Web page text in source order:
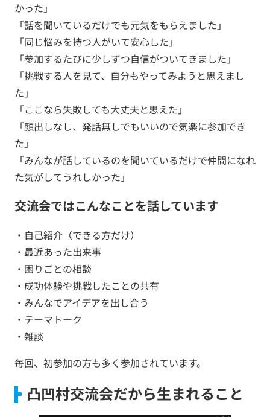
かった」
「話を聞いているだけでも元気をもらえました」
「同じ悩みを持つ人がいて安心した」
「参加するたびに少しずつ自信がついてきました」
「挑戦する人を見て、自分もやってみようと思えまし
た」
「ここなら失敗しても大丈夫と思えた」
「顔出しなし、発話無しでもいいので気楽に参加でき
た」
「みんなが話しているのを聞いているだけで仲間になれ
た気がしてうれしかった」
交流会ではこんなことを話しています
・自己紹介（できる方だけ）
・最近あった出来事
・困りごとの相談
・成功体験や挑戦したことの共有
・みんなでアイデアを出し合う
・テーマトーク
・雑談
毎回、初参加の方も多く参加されています。
凸凹村交流会だから生まれること